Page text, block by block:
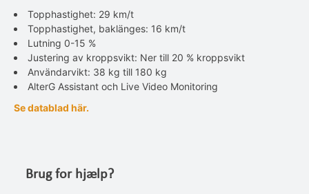
Topphastighet: 29 km/t
Topphastighet, baklänges: 16 km/t
Lutning 0-15 %
Justering av kroppsvikt: Ner till 20 % kroppsvikt
Användarvikt: 38 kg till 180 kg
AlterG Assistant och Live Video Monitoring
Se datablad här.
Brug for hjælp?